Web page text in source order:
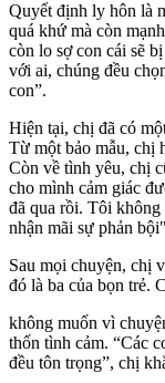
Quyết định ly hôn là
quá khứ mà còn
còn lo sợ con cái sẽ
với ai, chúng đều
con”.
Hiện tại, chị đã có
Từ một bảo mẫu, chị
Còn về tình yêu, chị
cho mình cảm giác
đã qua rồi. Tôi
nhận mãi sự phản
Sau mọi chuyện, chị
đó là ba của bọn trẻ.
không muốn vì
thốn tình cảm. “Các
đều tôn trọng”, chị